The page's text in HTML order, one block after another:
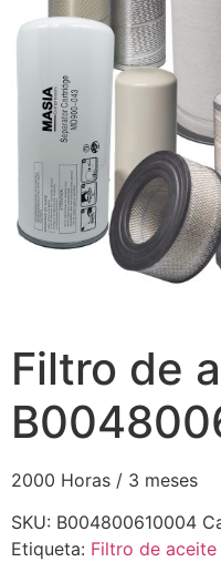
Filtro de
2000 Horas / 3 meses
SKU: B004800610004
Etiqueta: Filtro de aceite